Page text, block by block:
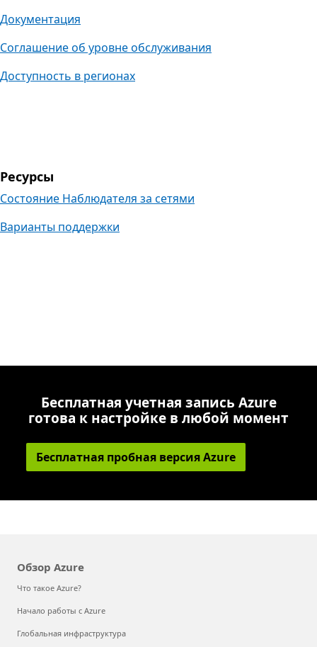
Документация
Соглашение об уровне обслуживания
Доступность в регионах
Ресурсы
Состояние Наблюдателя за сетями
Варианты поддержки
Бесплатная учетная запись Azure
готова к настройке в любой момент
Бесплатная пробная версия Azure
Обзор Azure
Что такое Azure?
Начало работы с Azure
Глобальная инфраструктура